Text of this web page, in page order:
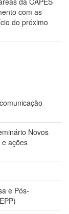
com as
do próximo
Novos
ações
e Pós-